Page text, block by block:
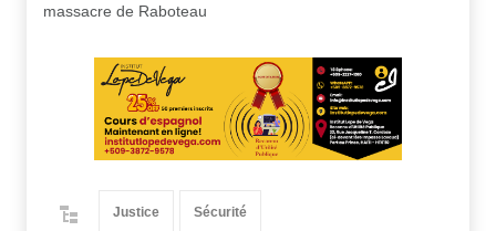
massacre de Raboteau
Justice Sécurité